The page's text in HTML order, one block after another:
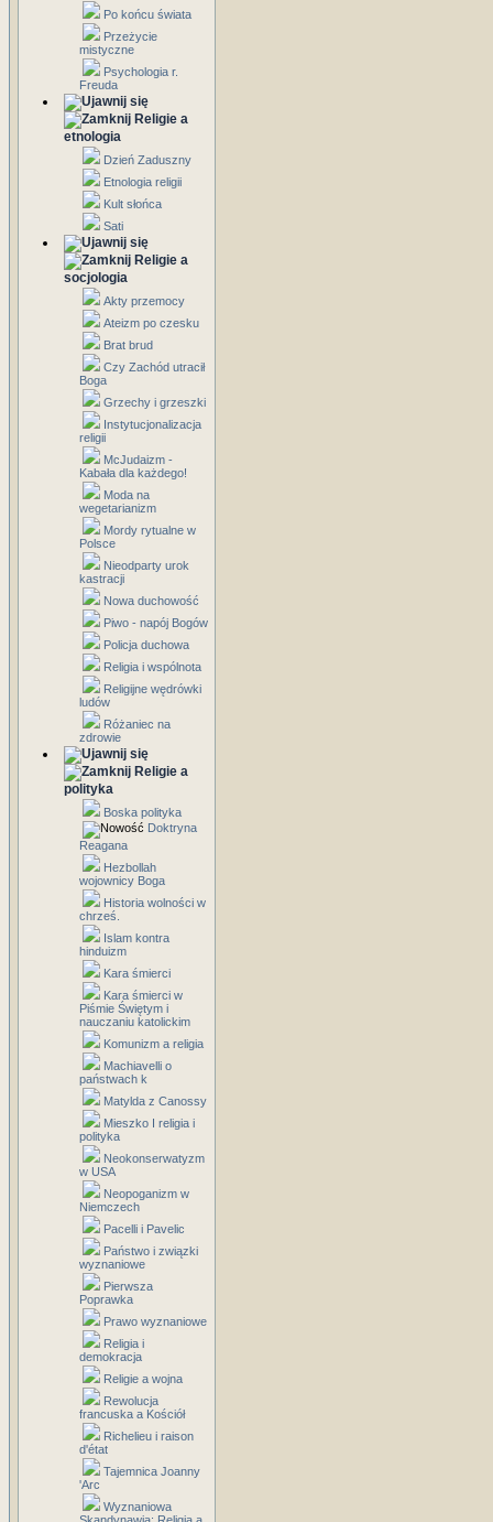
Po końcu świata
Przeżycie
mistyczne
Psychologia r.
Freuda
Religie a
etnologia
Dzień Zaduszny
Etnologia religii
Kult słońca
Sati
Religie a
socjologia
Akty przemocy
Ateizm po czesku
Brat brud
Czy Zachód utracił
Boga
Grzechy i grzeszki
Instytucjonalizacja
religii
McJudaizm -
Kabała dla każdego!
Moda na
wegetarianizm
Mordy rytualne w
Polsce
Nieodparty urok
kastracji
Nowa duchowość
Piwo - napój Bogów
Policja duchowa
Religia i wspólnota
Religijne wędrówki
ludów
Różaniec na
zdrowie
Religie a
polityka
Boska polityka
Doktryna
Reagana
Hezbollah
wojownicy Boga
Historia wolności w
chrześ.
Islam kontra
hinduizm
Kara śmierci
Kara śmierci w
Piśmie Świętym i
nauczaniu katolickim
Komunizm a religia
Machiavelli o
państwach k
Matylda z Canossy
Mieszko I religia i
polityka
Neokonserwatyzm
w USA
Neopoganizm w
Niemczech
Pacelli i Pavelic
Państwo i związki
wyznaniowe
Pierwsza
Poprawka
Prawo wyznaniowe
Religia i
demokracja
Religie a wojna
Rewolucja
francuska a Kościół
Richelieu i raison
d'état
Tajemnica Joanny
'Arc
Wyznaniowa